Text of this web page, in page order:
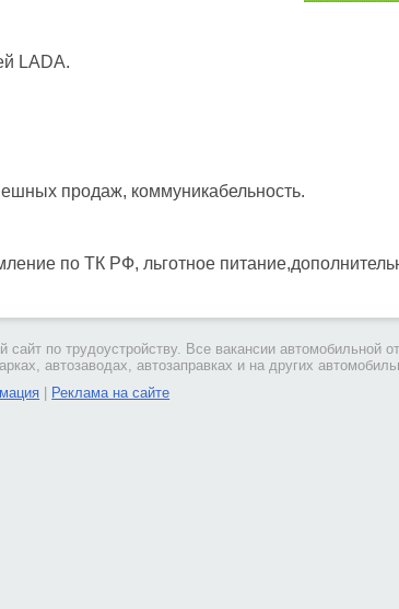
LADA.
продаж, коммуникабельность.
по ТК РФ, льготное
по трудоустройству. Все вакансии автомобильной
автозаводах, автозаправках и на других
Реклама на сайте